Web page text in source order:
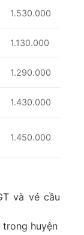
1.530.000
1.130.000
1.290.000
1.430.000
1.450.000
và vé cầu
huyện